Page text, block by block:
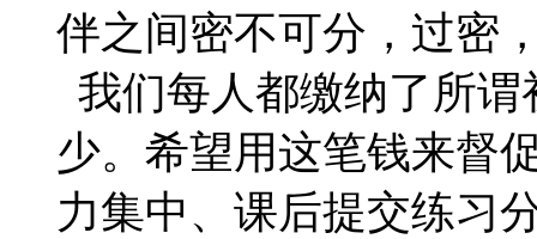
伴之间密不可分，过密
我们每人都缴纳了所
少。希望用这笔钱来督
力集中、课后提交练习